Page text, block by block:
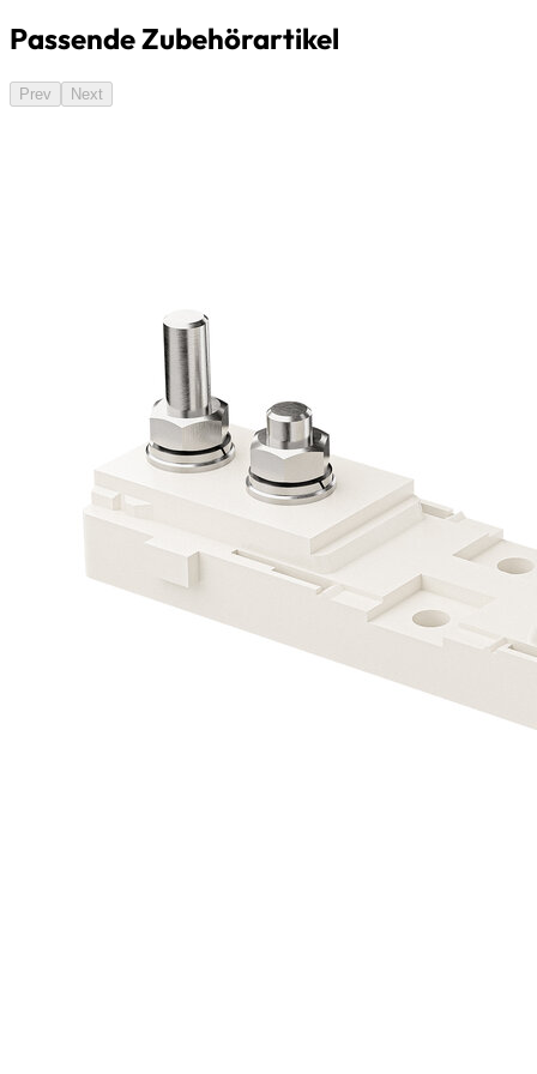
Passende Zubehörartikel
Prev Next